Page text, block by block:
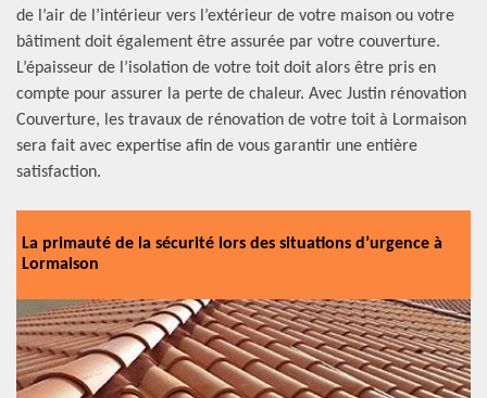
de l’air de l’intérieur vers l’extérieur de votre maison ou votre
bâtiment doit également être assurée par votre couverture.
L’épaisseur de l’isolation de votre toit doit alors être pris en
compte pour assurer la perte de chaleur. Avec Justin rénovation
Couverture, les travaux de rénovation de votre toit à Lormaison
sera fait avec expertise afin de vous garantir une entière
satisfaction.
La primauté de la sécurité lors des situations d’urgence à
Lormaison